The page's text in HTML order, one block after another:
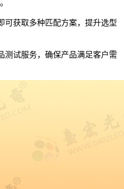
可获取多种匹配方案，提升选型
测试服务，确保产品满足客户需